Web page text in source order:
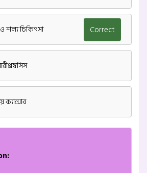
শল্য চিকিৎসা Correct
ক্যান্সার